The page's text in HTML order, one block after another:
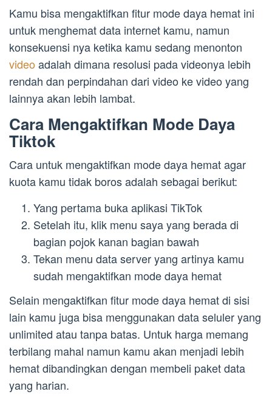
Kamu bisa mengaktifkan fitur mode daya hemat ini
untuk menghemat data internet kamu, namun
konsekuensi nya ketika kamu sedang menonton
video adalah dimana resolusi pada videonya lebih
rendah dan perpindahan dari video ke video yang
lainnya akan lebih lambat.
Cara Mengaktifkan Mode Daya
Tiktok
Cara untuk mengaktifkan mode daya hemat agar
kuota kamu tidak boros adalah sebagai berikut:
Yang pertama buka aplikasi TikTok
Setelah itu, klik menu saya yang berada di
bagian pojok kanan bagian bawah
Tekan menu data server yang artinya kamu
sudah mengaktifkan mode daya hemat
Selain mengaktifkan fitur mode daya hemat di sisi
lain kamu juga bisa menggunakan data seluler yang
unlimited atau tanpa batas. Untuk harga memang
terbilang mahal namun kamu akan menjadi lebih
hemat dibandingkan dengan membeli paket data
yang harian.